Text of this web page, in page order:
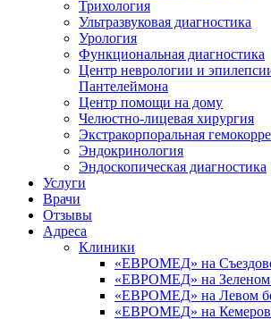
Трихология
Ультразвуковая диагностика
Урология
Функциональная диагностика
Центр неврологии и
Пантелеймона
Центр помощи на дому
Челюстно-лицевая хирургия
Экстракорпоральная
Эндокринология
Эндоскопическая диагностика
Услуги
Врачи
Отзывы
Адреса
Клиники
«ЕВРОМЕД» на
«ЕВРОМЕД» на Зеленом
«ЕВРОМЕД» на Левом
«ЕВРОМЕД» на